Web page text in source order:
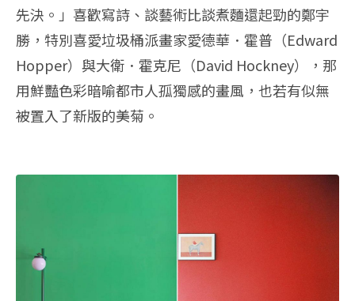
先決。」喜歡寫詩、談藝術比談煮麵還起勁的鄭宇
勝，特別喜愛垃圾桶派畫家愛德華．霍普（Edward
Hopper）與大衛．霍克尼（David Hockney），那
用鮮豔色彩暗喻都市人孤獨感的畫風，也若有似無
被置入了新版的美菊。